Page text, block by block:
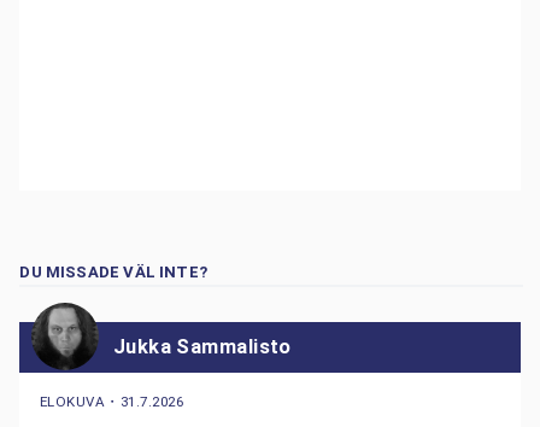
DU MISSADE VÄL INTE?
Jukka Sammalisto
ELOKUVA ・ 31.7.2026